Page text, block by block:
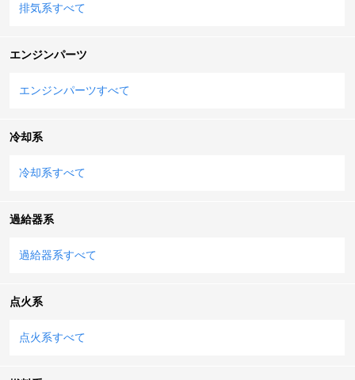
排気系すべて
エンジンパーツ
エンジンパーツすべて
冷却系
冷却系すべて
過給器系
過給器系すべて
点火系
点火系すべて